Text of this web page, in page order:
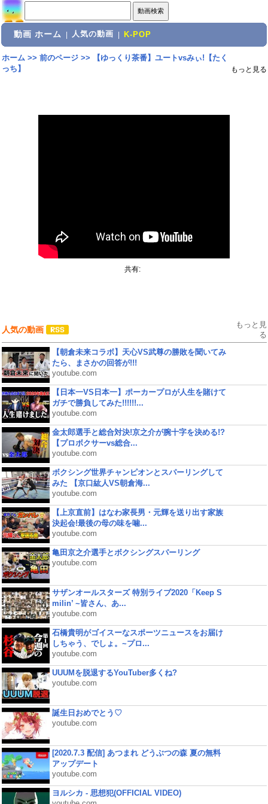
動画 ホーム 人気の動画 K-POP
ホーム>> 前のページ>>
【ゆっくり茶番】ユートvsみぃ!【たく
っち】
もっと見る
共有:
人気の動画
もっと見
る
【朝倉未来コラボ】天心VS武尊の勝敗を聞いてみ
たら、まさかの回答が!!!
youtube.com
【日本一VS日本一】ポーカープロが人生を賭けて
ガチで勝負してみた!!!!!!...
youtube.com
金太郎選手と総合対決!京之介が腕十字を決める!?
【プロボクサーvs総合...
youtube.com
ボクシング世界チャンピオンとスパーリングして
みた 【京口紘人VS朝倉海...
youtube.com
【上京直前】はなわ家長男・元輝を送り出す家族
決起会!最後の母の味を噛...
youtube.com
亀田京之介選手とボクシングスパーリング
youtube.com
サザンオールスターズ 特別ライブ2020「Keep S
milin’ ~皆さん、あ...
youtube.com
石橋貴明がゴイスーなスポーツニュースをお届け
しちゃう、でしょ。~プロ...
youtube.com
UUUMを脱退するYouTuber多くね?
youtube.com
誕生日おめでとう♡
youtube.com
[2020.7.3 配信] あつまれ どうぶつの森 夏の無料
アップデート
youtube.com
ヨルシカ - 思想犯(OFFICIAL VIDEO)